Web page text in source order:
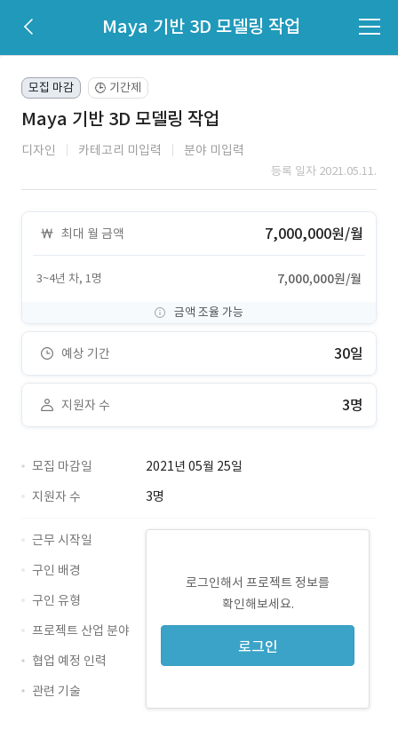
Maya 기반 3D 모델링 작업
모집 마감 🕒 기간제
Maya 기반 3D 모델링 작업
디자인 카테고리 미입력 분야 미입력
등록 일자 2021.05.11.
최대 월 금액 7,000,000원/월
3~4년 차, 1명 7,000,000원/월
금액 조율 가능
예상 기간 30일
지원자 수 3명
모집 마감일
2021년 05월 25일
지원자 수
3명
로그인해서 프로젝트 정보를
확인해보세요.
로그인
근무 시작일
구인 배경
구인 유형
프로젝트 산업 분야
협업 예정 인력
관련 기술